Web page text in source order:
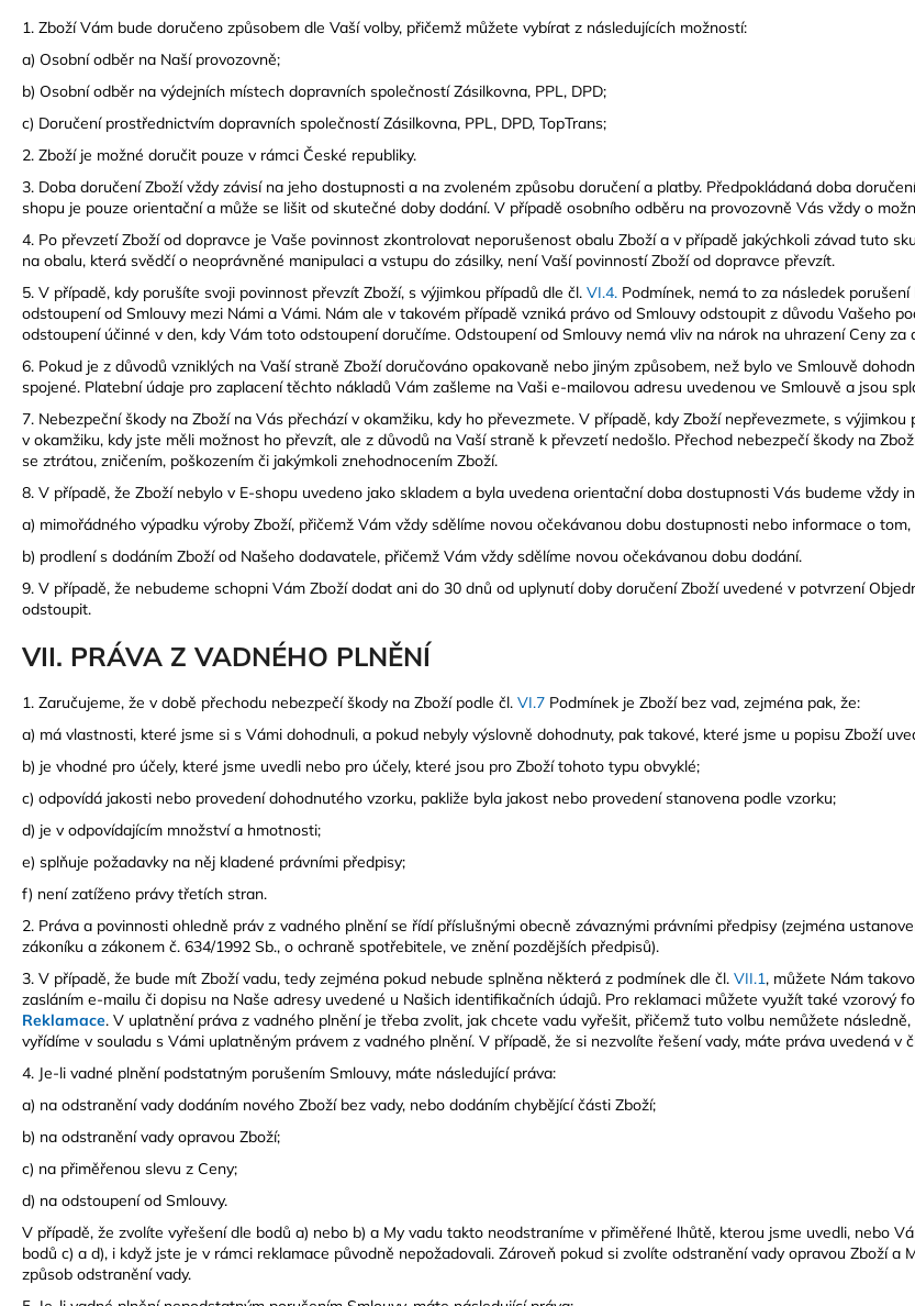
1. Zboží Vám bude doručeno způsobem dle Vaší volby, přičemž můžete vybírat z následujících možností:
a) Osobní odběr na Naší provozovně;
b) Osobní odběr na výdejních místech dopravních společností Zásilkovna, PPL, DPD;
c) Doručení prostřednictvím dopravních společností Zásilkovna, PPL, DPD, TopTrans;
2. Zboží je možné doručit pouze v rámci České republiky.
3. Doba doručení Zboží vždy závisí na jeho dostupnosti a na zvoleném způsobu doručení a platby. Předpokládaná doba
shopu je pouze orientační a může se lišit od skutečné doby dodání. V případě osobního odběru na provozovně Vás vždy o
4. Po převzetí Zboží od dopravce je Vaše povinnost zkontrolovat neporušenost obalu Zboží a v případě jakýchkoli závad tuto
na obalu, která svědčí o neoprávněné manipulaci a vstupu do zásilky, není Vaší povinností Zboží od dopravce převzít.
5. V případě, kdy porušíte svoji povinnost převzít Zboží, s výjimkou případů dle čl. VI.4. Podmínek, nemá to za následek
odstoupení od Smlouvy mezi Námi a Vámi. Nám ale v takovém případě vzniká právo od Smlouvy odstoupit z důvodu Vašeho
odstoupení účinné v den, kdy Vám toto odstoupení doručíme. Odstoupení od Smlouvy nemá vliv na nárok na uhrazení Ceny
6. Pokud je z důvodů vzniklých na Vaší straně Zboží doručováno opakovaně nebo jiným způsobem, než bylo ve Smlouvě
spojené. Platební údaje pro zaplacení těchto nákladů Vám zašleme na Vaši e-mailovou adresu uvedenou ve Smlouvě a jsou
7. Nebezpeční škody na Zboží na Vás přechází v okamžiku, kdy ho převezmete. V případě, kdy Zboží nepřevezmete, s výjimkou
v okamžiku, kdy jste měli možnost ho převzít, ale z důvodů na Vaší straně k převzetí nedošlo. Přechod nebezpečí škody na
se ztrátou, zničením, poškozením či jakýmkoli znehodnocením Zboží.
8. V případě, že Zboží nebylo v E-shopu uvedeno jako skladem a byla uvedena orientační doba dostupnosti Vás budeme vždy
a) mimořádného výpadku výroby Zboží, přičemž Vám vždy sdělíme novou očekávanou dobu dostupnosti nebo informace o
b) prodlení s dodáním Zboží od Našeho dodavatele, přičemž Vám vždy sdělíme novou očekávanou dobu dodání.
9. V případě, že nebudeme schopni Vám Zboží dodat ani do 30 dnů od uplynutí doby doručení Zboží uvedené v potvrzení
odstoupit.
VII. PRÁVA Z VADNÉHO PLNĚNÍ
1. Zaručujeme, že v době přechodu nebezpečí škody na Zboží podle čl. VI.7 Podmínek je Zboží bez vad, zejména pak, že:
a) má vlastnosti, které jsme si s Vámi dohodnuli, a pokud nebyly výslovně dohodnuty, pak takové, které jsme u popisu Zboží
b) je vhodné pro účely, které jsme uvedli nebo pro účely, které jsou pro Zboží tohoto typu obvyklé;
c) odpovídá jakosti nebo provedení dohodnutého vzorku, pakliže byla jakost nebo provedení stanovena podle vzorku;
d) je v odpovídajícím množství a hmotnosti;
e) splňuje požadavky na něj kladené právními předpisy;
f) není zatíženo právy třetích stran.
2. Práva a povinnosti ohledně práv z vadného plnění se řídí příslušnými obecně závaznými právními předpisy (zejména
zákoníku a zákonem č. 634/1992 Sb., o ochraně spotřebitele, ve znění pozdějších předpisů).
3. V případě, že bude mít Zboží vadu, tedy zejména pokud nebude splněna některá z podmínek dle čl. VII.1, můžete Nám
zasláním e-mailu či dopisu na Naše adresy uvedené u Našich identifikačních údajů. Pro reklamaci můžete využít také vzorový
Reklamace. V uplatnění práva z vadného plnění je třeba zvolit, jak chcete vadu vyřešit, přičemž tuto volbu nemůžete
vyřídíme v souladu s Vámi uplatněným právem z vadného plnění. V případě, že si nezvolíte řešení vady, máte práva uvedená
4. Je-li vadné plnění podstatným porušením Smlouvy, máte následující práva:
a) na odstranění vady dodáním nového Zboží bez vady, nebo dodáním chybějící části Zboží;
b) na odstranění vady opravou Zboží;
c) na přiměřenou slevu z Ceny;
d) na odstoupení od Smlouvy.
V případě, že zvolíte vyřešení dle bodů a) nebo b) a My vadu takto neodstraníme v přiměřené lhůtě, kterou jsme uvedli, nebo
bodů c) a d), i když jste je v rámci reklamace původně nepožadovali. Zároveň pokud si zvolíte odstranění vady opravou Zboží
způsob odstranění vady.